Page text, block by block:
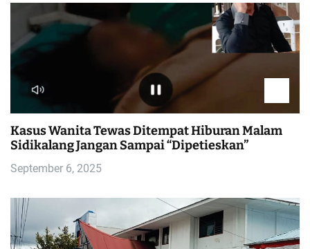
Kasus Wanita Tewas Ditempat Hiburan Malam
Sidikalang Jangan Sampai “Dipetieskan”
September 6, 2025